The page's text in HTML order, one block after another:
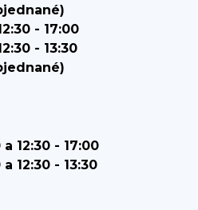
- 17:00
- 13:30
a 12:30 - 17:00
a 12:30 - 13:30